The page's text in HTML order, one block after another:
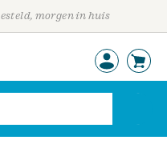
morgen in huis